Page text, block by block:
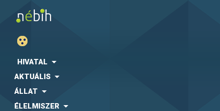
HIVATAL
AKTUÁLIS
ÁLLAT
ÉLELMISZER